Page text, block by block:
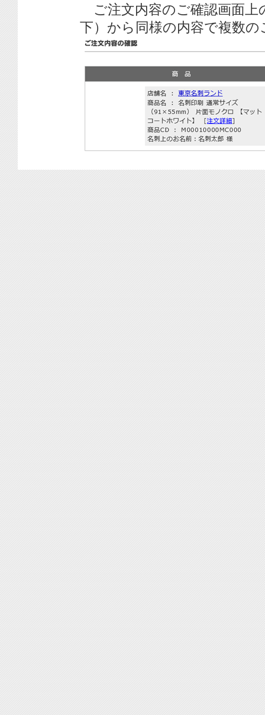
ご注文内容のご確認画面上
下）から同様の内容で複数